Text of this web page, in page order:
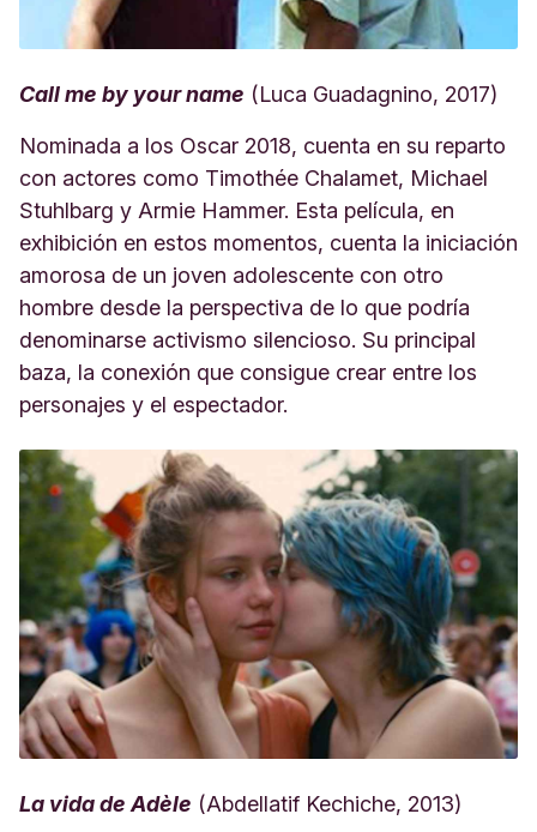
Call me by your name (Luca Guadagnino, 2017)
Nominada a los Oscar 2018, cuenta en su reparto
con actores como Timothée Chalamet, Michael
Stuhlbarg y Armie Hammer. Esta película, en
exhibición en estos momentos, cuenta la iniciación
amorosa de un joven adolescente con otro
hombre desde la perspectiva de lo que podría
denominarse activismo silencioso. Su principal
baza, la conexión que consigue crear entre los
personajes y el espectador.
La vida de Adèle (Abdellatif Kechiche, 2013)